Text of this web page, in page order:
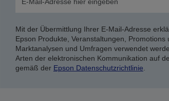
Mit der Übermittlung Ihrer E-Mail-Adresse
Epson Produkte, Veranstaltungen,
Marktanalysen und Umfragen verwendet
Arten der elektronischen Kommunikation auf
gemäß der Epson Datenschutzrichtlinie.